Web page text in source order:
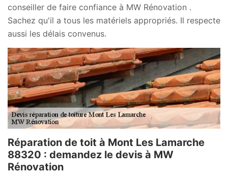
conseiller de faire confiance à MW Rénovation .
Sachez qu'il a tous les matériels appropriés. Il respecte
aussi les délais convenus.
Réparation de toit à Mont Les Lamarche
88320 : demandez le devis à MW
Rénovation